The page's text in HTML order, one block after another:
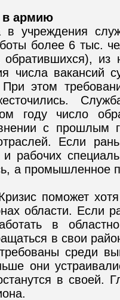
в армию
учреждения
более 6 тыс.
числа вакансий
этом
году число
с прошлым
Если
рабочих
а промышленное
поможет
области. Если
в
в свои
среди
они
в своей.